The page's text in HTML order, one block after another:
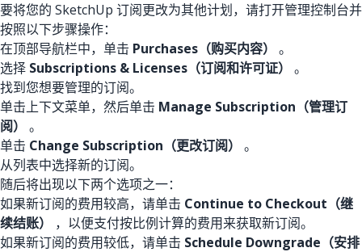
要将您的 SketchUp 订阅更改为其他计划，请打开管理控制台并
按照以下步骤操作：
在顶部导航栏中，单击 Purchases（购买内容）
。
选择 Subscriptions & Licenses（订阅和许可证）
。
找到您想要管理的订阅。
单击上下文菜单，然后单击 Manage Subscription（管理订
阅）
。
单击 Change Subscription（更改订阅）
。
从列表中选择新的订阅。
随后将出现以下两个选项之一：
如果新订阅的费用较高，请单击 Continue to Checkout（继
续结账）
，以便支付按比例计算的费用来获取新订阅。
如果新订阅的费用较低，请单击 Schedule Downgrade（安排